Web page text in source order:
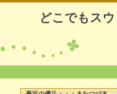
どこでもス